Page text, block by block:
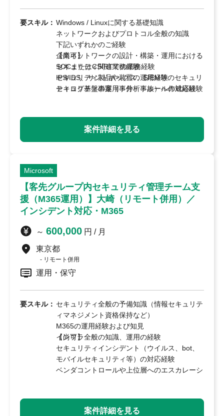
要スキル： Windows / Linuxに関する基礎知識
ネットワークおよびプロトコル全般の知識
下記いずれかのご経験
企業ネットワークの設計・構築・運用における
セキュリティ関連業務経験
セキュリティ製品や装置の運用経験
セキュリティ事案（事件・事故）への対応経験
【尚可】
SOCまたはCSIRTでの業務経験
IPS/IDS、サンドボックス、SIEM等のセキュリ
ティログ基盤の運用・分析・ルール作成経験
英語力（技術文書の読解、日常会話レベル）
案件詳細を見る
Microsoft
【客先グループ内セキュリティ管理チーム支
援（M365運用）】大崎（リモート併用）／
インシデント対応・M365
～ 600,000 円 / 月
東京都
リモート併用
運用・保守
要スキル： セキュリティ全般の予備知識（情報セキュリテ
ィマネジメント資格保持など）
M365の運用経験および知見
インフラ全般の知識、運用の経験
【尚可】
セキュリティインシデント（ウイルス、bot、
モバイルセキュリティ等）の対応経験
ベンダコントロールや上位層へのエスカレーシ
案件詳細を見る